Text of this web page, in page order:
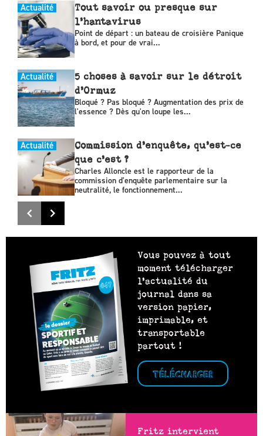
Actualité
Tout savoir ou presque sur
l’hantavirus
Point de départ : un bateau de croisière Panique
à bord, et pour de vrai...
Actualité
5 choses à savoir sur le détroit
d’Ormuz
Bloqué ? Pas bloqué ? Augmentation des prix de
l'essence ? Dès qu'on loupe les...
Actualité
Commission d’enquête, qu’est-ce
que c’est ?
Charles Alloncle est le rapporteur de la
commission d'enquête parlementaire sur la
neutralité, le fonctionnement...
Vous pouvez à tout
moment télécharger
l’actualité du
journal dans sa
version papier,
imprimable, et
transportable
partout !
TÉLÉCHARGER
Fritz intervient